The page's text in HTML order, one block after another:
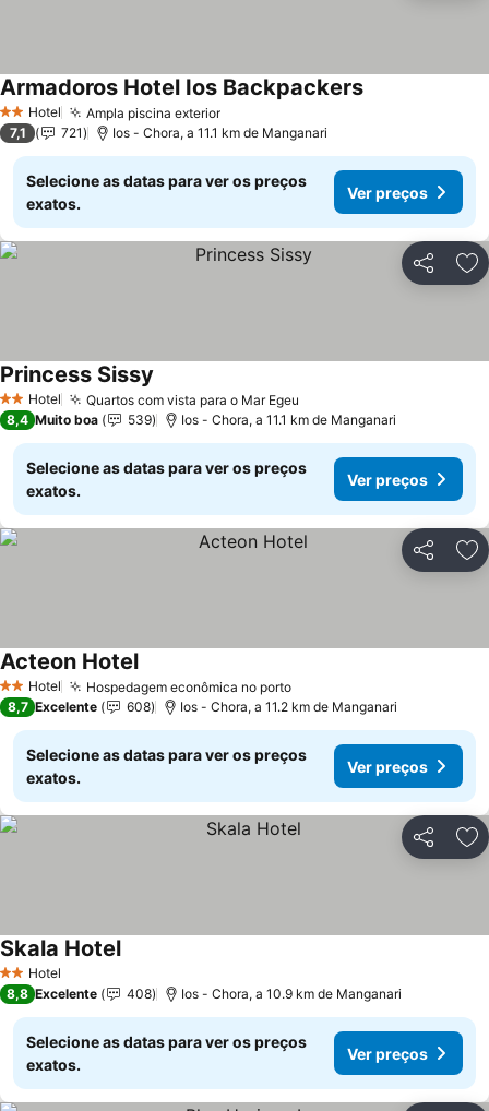
2 Estrelas
Hotel Ampla piscina exteriorVer preços
Armadoros Hotel Ios BackpackersVer preços
7,1 721 Ios - Chora, a 11.1 km de Manganari
Selecione as datas para ver os preços
exatos.
Ver preços
Partilhar
2 Estrelas
Hotel Quartos com vista para o Mar Egeu
Princess Sissy
8,4 Muito boa 539 Ios - Chora, a 11.1 km de Manganari
Selecione as datas para ver os preços
exatos.
Ver preços
Partilhar
2 Estrelas
Hotel Hospedagem econômica no portoVer preços
Acteon HotelVer preços
8,7 Excelente 608 Ios - Chora, a 11.2 km de Manganari
Selecione as datas para ver os preços
exatos.
Ver preços
Partilhar
2 Estrelas
Hotel
Skala HotelVer preços
8,8 Excelente 408 Ios - Chora, a 10.9 km de Manganari
Selecione as datas para ver os preços
exatos.
Ver preços